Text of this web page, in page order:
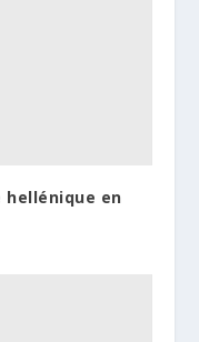
hellénique en